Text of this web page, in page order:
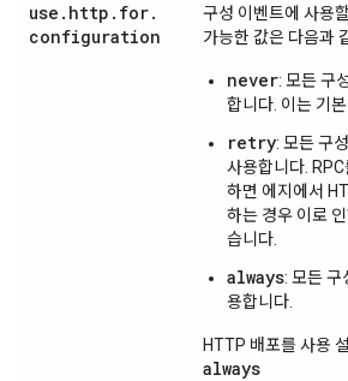
use . http . for.
configuration
구성 이벤트에 사용
가능한 값은 다음과
never: 모든 구
합니다. 이는 기
retry: 모든 구
사용합니다.
하면 에지에서
하는 경우 이로
습니다.
always: 모든 구
용합니다.
HTTP 배포를 사용
always